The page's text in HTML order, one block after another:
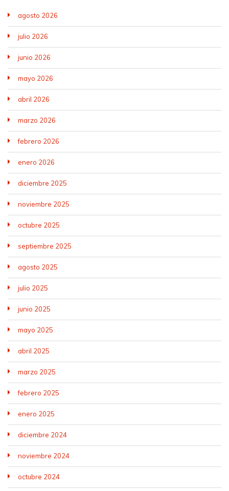
agosto 2026
julio 2026
junio 2026
mayo 2026
abril 2026
marzo 2026
febrero 2026
enero 2026
diciembre 2025
noviembre 2025
octubre 2025
septiembre 2025
agosto 2025
julio 2025
junio 2025
mayo 2025
abril 2025
marzo 2025
febrero 2025
enero 2025
diciembre 2024
noviembre 2024
octubre 2024